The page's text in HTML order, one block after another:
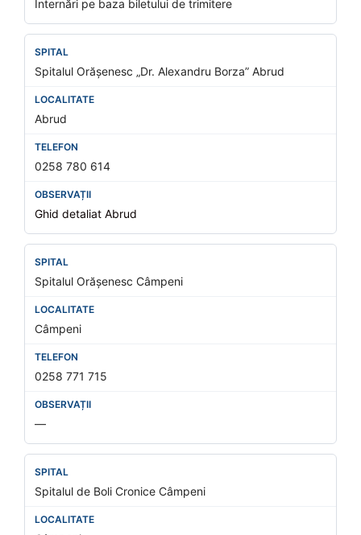
Internări pe baza biletului de trimitere
Spitalul Orășenesc „Dr. Alexandru Borza” Abrud
Abrud
0258 780 614
Ghid detaliat Abrud
Spitalul Orășenesc Câmpeni
Câmpeni
0258 771 715
—
Spitalul de Boli Cronice Câmpeni